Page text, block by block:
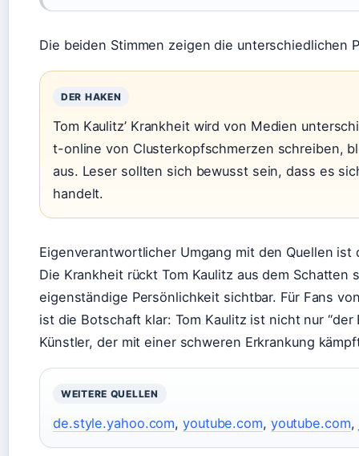
Die beiden Stimmen zeigen die unterschiedlichen
DER HAKEN
Tom Kaulitz’ Krankheit wird von Medien
t-online von Clusterkopfschmerzen schreiben,
aus. Leser sollten sich bewusst sein, dass es
handelt.
Eigenverantwortlicher Umgang mit den Quellen ist
Die Krankheit rückt Tom Kaulitz aus dem
eigenständige Persönlichkeit sichtbar. Für Fans
ist die Botschaft klar: Tom Kaulitz ist nicht nur “der
Künstler, der mit einer schweren Erkrankung
WEITERE QUELLEN
de.style.yahoo.com,youtube.com, youtube.com,